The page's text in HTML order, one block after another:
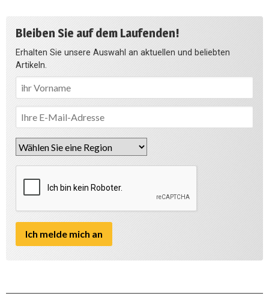
Bleiben Sie auf dem Laufenden!
Erhalten Sie unsere Auswahl an aktuellen und beliebten
Artikeln.